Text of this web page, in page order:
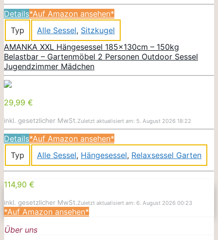
Details*Auf Amazon ansehen*
Typ
Alle Sessel, Sitzkugel
AMANKA XXL Hängesessel 185x130cm – 150kg
Belastbar – Gartenmöbel 2 Personen Outdoor Sessel
Jugendzimmer Mädchen
29,99 €
inkl. gesetzlicher MwSt.Zuletzt aktualisiert am: 5. August 2026 18:22
Details*Auf Amazon ansehen*
Typ
Alle Sessel, Hängesessel, Relaxsessel Garten
114,90 €
inkl. gesetzlicher MwSt.Zuletzt aktualisiert am: 6. August 2026 00:23
*Auf Amazon ansehen*
Über uns